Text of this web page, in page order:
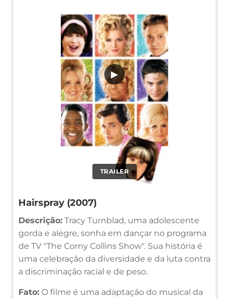
TRAILER
▶
Hairspray (2007)
Descrição: Tracy Turnblad, uma adolescente
gorda e alegre, sonha em dançar no programa
de TV "The Corny Collins Show". Sua história é
uma celebração da diversidade e da luta contra
a discriminação racial e de peso.
Fato: O filme é uma adaptação do musical da